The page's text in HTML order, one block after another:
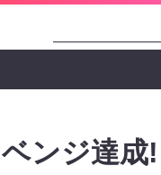
ンジ達成!